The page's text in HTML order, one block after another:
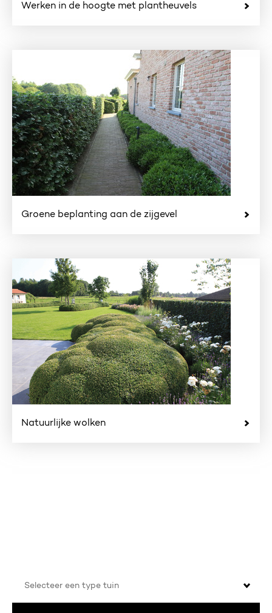
Werken in de hoogte met plantheuvels
Groene beplanting aan de zijgevel
Natuurlijke wolken
een